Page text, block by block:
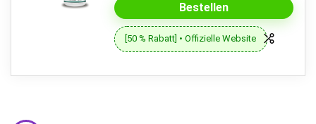
Bestellen
[50 % Rabatt] • Offizielle Website